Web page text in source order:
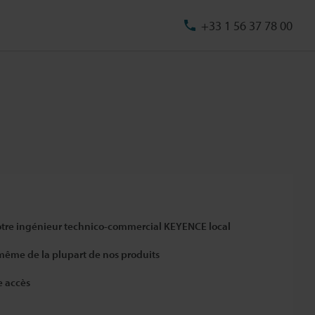
+33 1 56 37 78 00
ingénieur technico-commercial KEYENCE local
de la plupart de nos produits
accès